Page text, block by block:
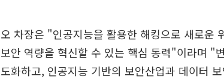
오 차장은 "인공지능을 활용한 해킹으로 새로운
보안 역량을 혁신할 수 있는 핵심 동력"이라며 "
도화하고, 인공지능 기반의 보안산업과 데이터